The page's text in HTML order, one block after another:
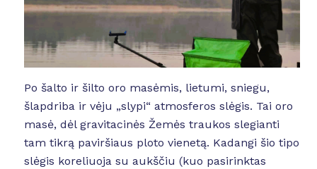
Po šalto ir šilto oro masėmis, lietumi, sniegu,
šlapdriba ir vėju „slypi“ atmosferos slėgis. Tai oro
masė, dėl gravitacinės Žemės traukos slegianti
tam tikrą paviršiaus ploto vienetą. Kadangi šio tipo
slėgis koreliuoja su aukščiu (kuo pasirinktas